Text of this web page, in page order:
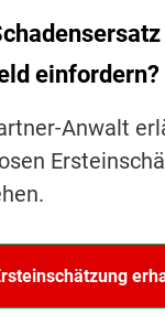
einfordern?
Anwalt